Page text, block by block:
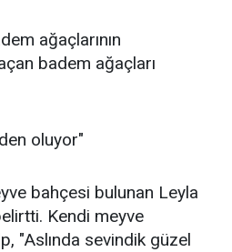
ağaçlarının
badem ağaçları
oluyor"
bahçesi bulunan Leyla
Kendi meyve
"Aslında sevindik güzel